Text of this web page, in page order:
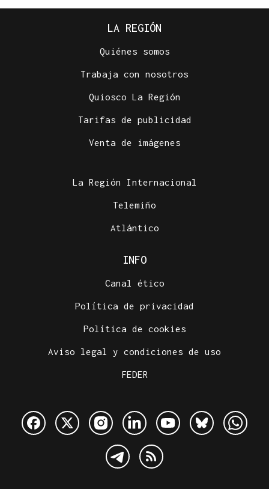
LA REGIÓN
Quiénes somos
Trabaja con nosotros
Quiosco La Región
Tarifas de publicidad
Venta de imágenes
La Región Internacional
Telemiño
Atlántico
INFO
Canal ético
Política de privacidad
Política de cookies
Aviso legal y condiciones de uso
FEDER